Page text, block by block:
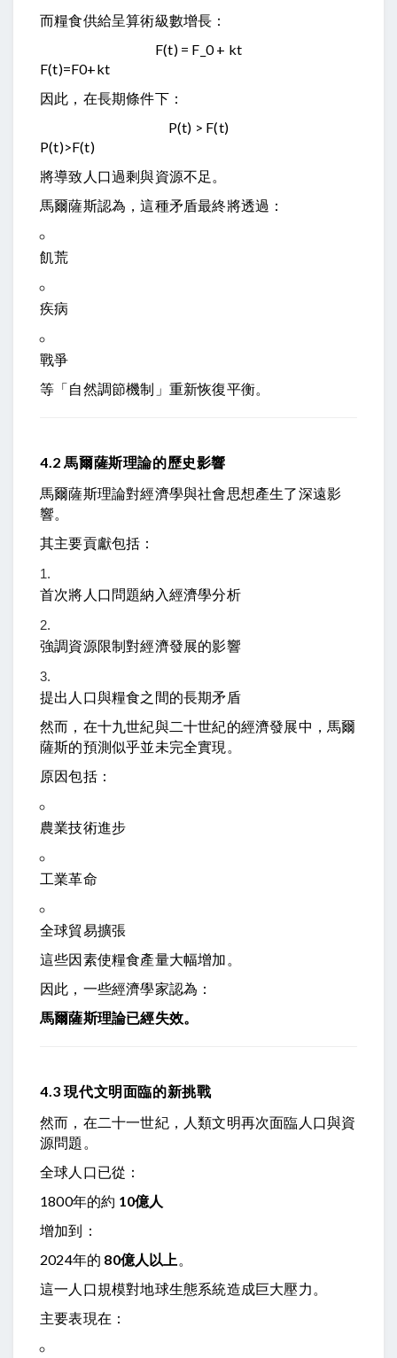
而糧食供給呈算術級數增長：
F(t) = F_0 + kt
F(t)=F0+kt
因此，在長期條件下：
P(t) > F(t)
P(t)>F(t)
將導致人口過剩與資源不足。
馬爾薩斯認為，這種矛盾最終將透過：
飢荒
疾病
戰爭
等「自然調節機制」重新恢復平衡。
4.2 馬爾薩斯理論的歷史影響
馬爾薩斯理論對經濟學與社會思想產生了深遠影
響。
其主要貢獻包括：
首次將人口問題納入經濟學分析
強調資源限制對經濟發展的影響
提出人口與糧食之間的長期矛盾
然而，在十九世紀與二十世紀的經濟發展中，馬爾
薩斯的預測似乎並未完全實現。
原因包括：
農業技術進步
工業革命
全球貿易擴張
這些因素使糧食產量大幅增加。
因此，一些經濟學家認為：
馬爾薩斯理論已經失效。
4.3 現代文明面臨的新挑戰
然而，在二十一世紀，人類文明再次面臨人口與資
源問題。
全球人口已從：
1800年的約 10億人
增加到：
2024年的 80億人以上 。
這一人口規模對地球生態系統造成巨大壓力。
主要表現在：